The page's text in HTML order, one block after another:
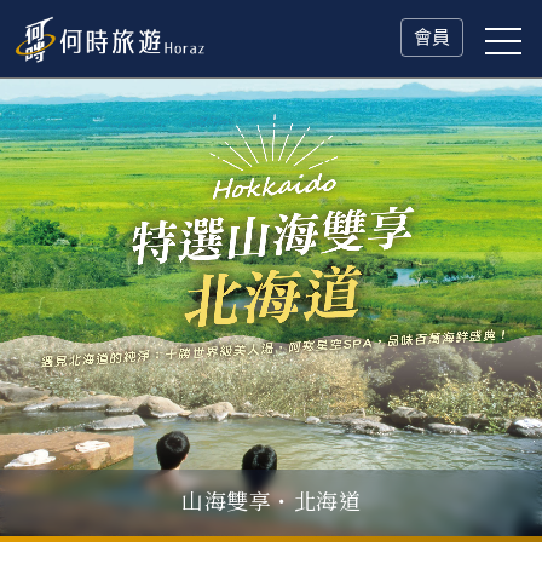
會員
父親節．限時特別企劃
一人旅行Solo Travel山海雙享・北海道